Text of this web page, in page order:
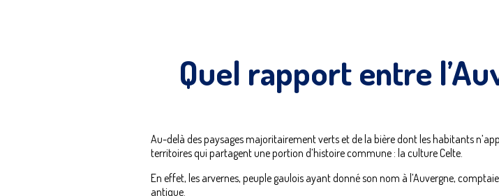
Quel rapport entre
Au-delà des paysages majoritairement verts et de la bière dont les habitants
territoires qui partagent une portion d’histoire commune : la culture Celte.
En effet, les arvernes, peuple gaulois ayant donné son nom à l’Auvergne,
antique.